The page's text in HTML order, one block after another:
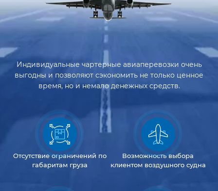
Индивидуальные чартерные авиаперевозки очень
выгодны и позволяют сэкономить не только ценное
время, но и немало денежных средств.
Отсутствиеограничений по
габаритам груза
Возможность выбора
клиентом воздушного судна